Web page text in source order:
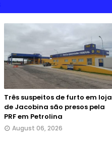
Três suspeitos de furto em loja
de Jacobina são presos pela
PRF em Petrolina
August 06, 2026